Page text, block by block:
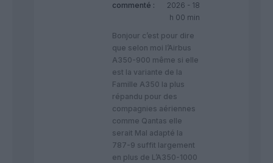
commenté :
2026 - 18
h 00 min
Bonjour c’est pour dire
que selon moi l’Airbus
A350-900 même si elle
est la variante de la
Famille A350 la plus
répandu pour des
compagnies aériennes
comme Qantas elle
serait Mal adapté la
787-9 suffit largement
en plus de L’A350-1000